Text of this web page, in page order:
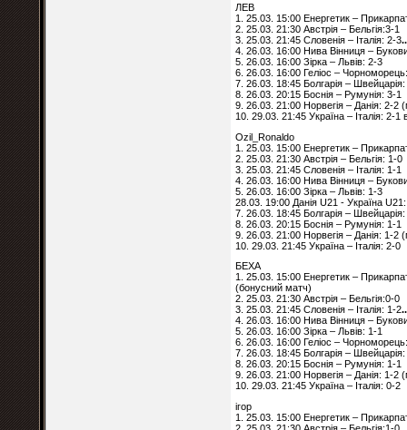
ЛЕВ
1. 25.03. 15:00 Енергетик –
2. 25.03. 21:30 Австрія – Бельгія:3-1
3. 25.03. 21:45 Словенія – Італія: 2-3
4. 26.03. 16:00 Нива Вінниця –
5. 26.03. 16:00 Зірка – Львів: 2-3
6. 26.03. 16:00 Геліос –
7. 26.03. 18:45 Болгарія –
8. 26.03. 20:15 Боснія – Румунія: 3-1
9. 26.03. 21:00 Норвегія – Данія: 2-2
10. 29.03. 21:45 Україна – Італія: 2-1
Ozil_Ronaldo
1. 25.03. 15:00 Енергетик –
2. 25.03. 21:30 Австрія – Бельгія: 1-0
3. 25.03. 21:45 Словенія – Італія: 1-1
4. 26.03. 16:00 Нива Вінниця –
5. 26.03. 16:00 Зірка – Львів: 1-3
28.03. 19:00 Данія U21 - Україна
7. 26.03. 18:45 Болгарія –
8. 26.03. 20:15 Боснія – Румунія: 1-1
9. 26.03. 21:00 Норвегія – Данія: 1-2
10. 29.03. 21:45 Україна – Італія: 2-0
БЕХА
1. 25.03. 15:00 Енергетик –
(бонусний матч)
2. 25.03. 21:30 Австрія – Бельгія:0-0
3. 25.03. 21:45 Словенія – Італія: 1-2
4. 26.03. 16:00 Нива Вінниця –
5. 26.03. 16:00 Зірка – Львів: 1-1
6. 26.03. 16:00 Геліос –
7. 26.03. 18:45 Болгарія –
8. 26.03. 20:15 Боснія – Румунія: 1-1
9. 26.03. 21:00 Норвегія – Данія: 1-2
10. 29.03. 21:45 Україна – Італія: 0-2
ігор
1. 25.03. 15:00 Енергетик –